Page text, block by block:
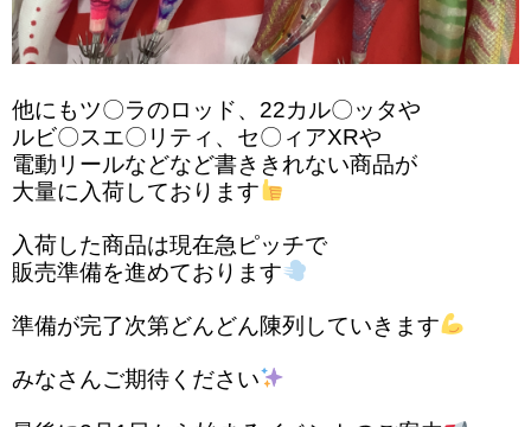
他にもツ〇ラのロッド、22カル〇ッタや
ルビ〇スエ〇リティ、セ〇ィアXRや
電動リールなどなど書ききれない商品が
大量に入荷しております
入荷した商品は現在急ピッチで
販売準備を進めております
準備が完了次第どんどん陳列していきます
みなさんご期待ください